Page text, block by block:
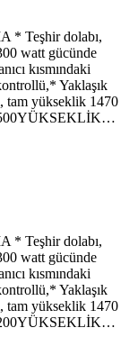
* Teşhir dolabı,
watt gücünde
kısmındaki
Yaklaşık
tam yükseklik 1470
* Teşhir dolabı,
watt gücünde
kısmındaki
Yaklaşık
tam yükseklik 1470